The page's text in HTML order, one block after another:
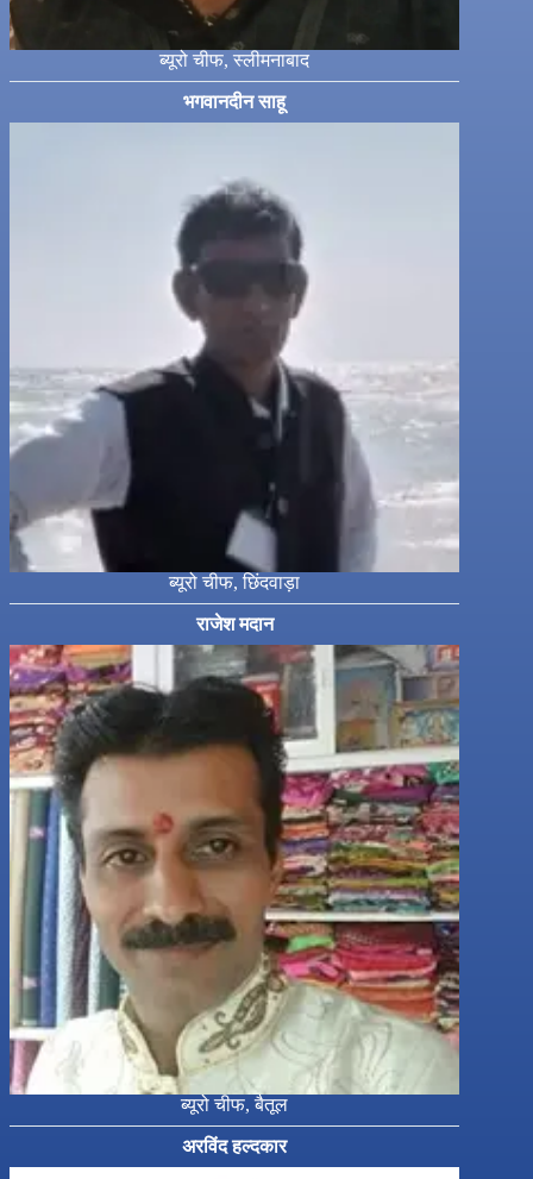
ब्यूरो चीफ, स्लीमनाबाद
भगवानदीन साहू
ब्यूरो चीफ, छिंदवाड़ा
राजेश मदान
ब्यूरो चीफ, बैतूल
अरविंद हल्दकार